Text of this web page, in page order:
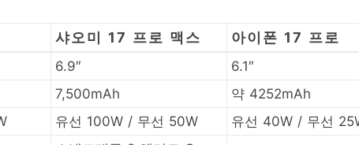
샤오미 17 프로 맥스 아이폰 17 프로
6.9″
6.1″
7,500mAh
약 4252mAh
유선 100W / 무선 50W 유선 40W / 무선